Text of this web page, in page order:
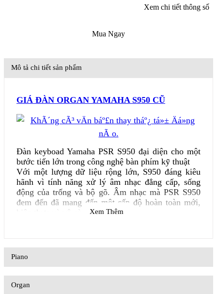
Xem chi tiết thông số
Mua Ngay
Mô tả chi tiết sản phẩm
GIÁ ĐÀN ORGAN YAMAHA S950 CŨ
Đàn keyboad Yamaha PSR S950 đại diện cho một
bước tiến lớn trong công nghệ bàn phím kỹ thuật
Với một lượng dữ liệu rộng lớn, S950 đáng kiêu
hãnh vì tính năng xử lý âm nhạc đẳng cấp, sống
động của trống và bộ gõ. Âm nhạc mà PSR S950
đem đến đã mang đến một cấp độ hoàn toàn mới,
hiện thực và vô cùng cảm xúc
của mình vì Yamaha đã lưu lại những bản nhạc của
nhất, để tích hợp vào organ của họ
Xem Thêm
Piano
Organ